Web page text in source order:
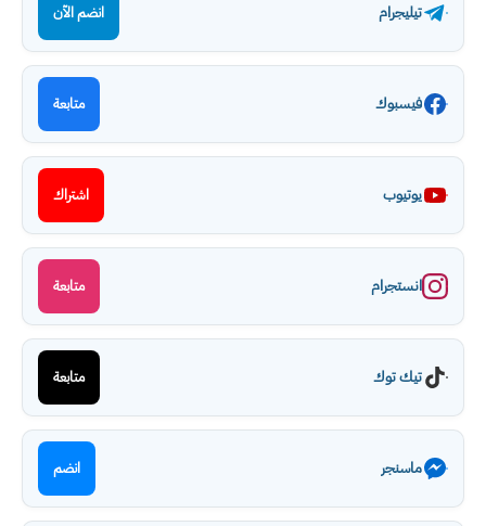
تيليجرام انضم الآن
فيسبوك متابعة
يوتيوب اشتراك
انستجرام متابعة
تيك توك متابعة
ماسنجر انضم